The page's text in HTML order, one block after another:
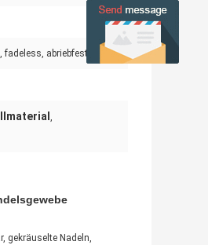
fadeless, abriebfest, usw.
,
gekräuselte Nadeln,